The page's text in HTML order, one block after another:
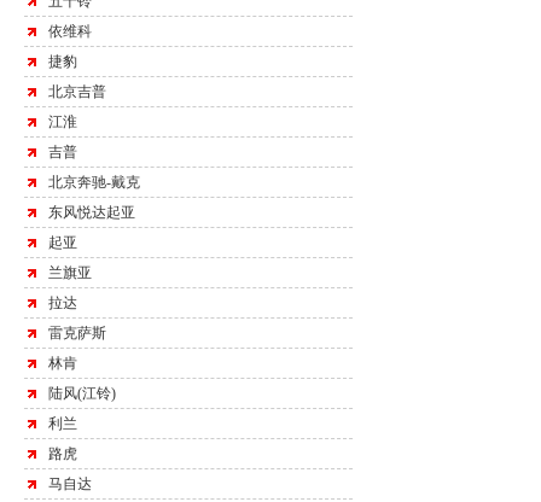
依维科
捷豹
北京吉普
江淮
吉普
北京奔驰-戴克
东风悦达起亚
起亚
兰旗亚
拉达
雷克萨斯
林肯
陆风(江铃)
利兰
路虎
马自达